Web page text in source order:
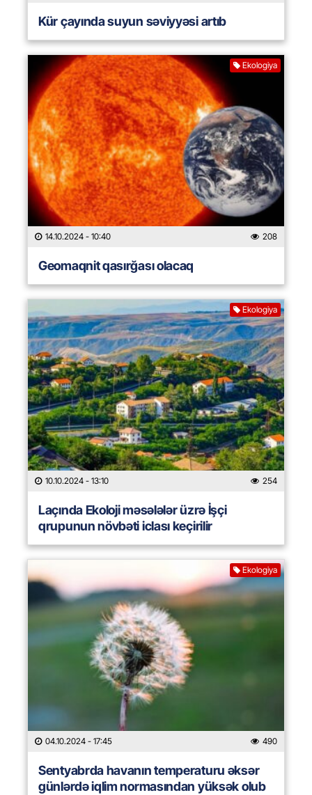
Kür çayında suyun səviyyəsi artıb
Ekologiya
14.10.2024 - 10:40 208
Geomaqnit qasırğası olacaq
Ekologiya
10.10.2024 - 13:10 254
Laçında Ekoloji məsələlər üzrə İşçi
qrupunun növbəti iclası keçirilir
Ekologiya
04.10.2024 - 17:45 490
Sentyabrda havanın temperaturu əksər
günlərdə iqlim normasından yüksək olub